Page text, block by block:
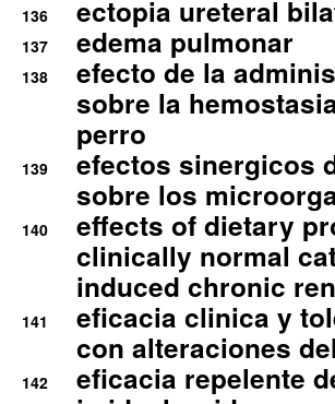
136 ectopia ureteral
137 edema pulmonar
138
efecto de la
sobre la
perro
139
efectos sinergicos
sobre los
140
effects of dietary
clinically normal
induced chronic
141
eficacia clinica y
con alteraciones
142
eficacia repelente